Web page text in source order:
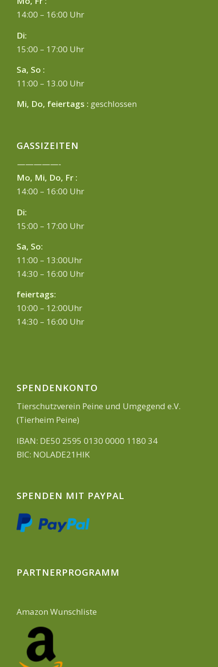
14:00 – 16:00 Uhr
Di:
15:00 – 17:00 Uhr
Sa, So :
11:00 – 13.00 Uhr
Mi, Do, feiertags : geschlossen
GASSIZEITEN
—————-
Mo, Mi, Do, Fr :
14:00 – 16:00 Uhr
Di:
15:00 – 17:00 Uhr
Sa, So:
11:00 – 13:00Uhr
14:30 – 16:00 Uhr
feiertags:
10:00 – 12:00Uhr
14:30 – 16:00 Uhr
SPENDENKONTO
Tierschutzverein Peine und Umgegend e.V.
(Tierheim Peine)
IBAN: DE50 2595 0130 0000 1180 34
BIC: NOLADE21HIK
SPENDEN MIT PAYPAL
PARTNERPROGRAMM
Amazon Wunschliste